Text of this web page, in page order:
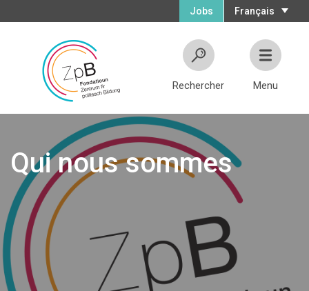
Français
Jobs
Rechercher Menu
Qui nous sommes